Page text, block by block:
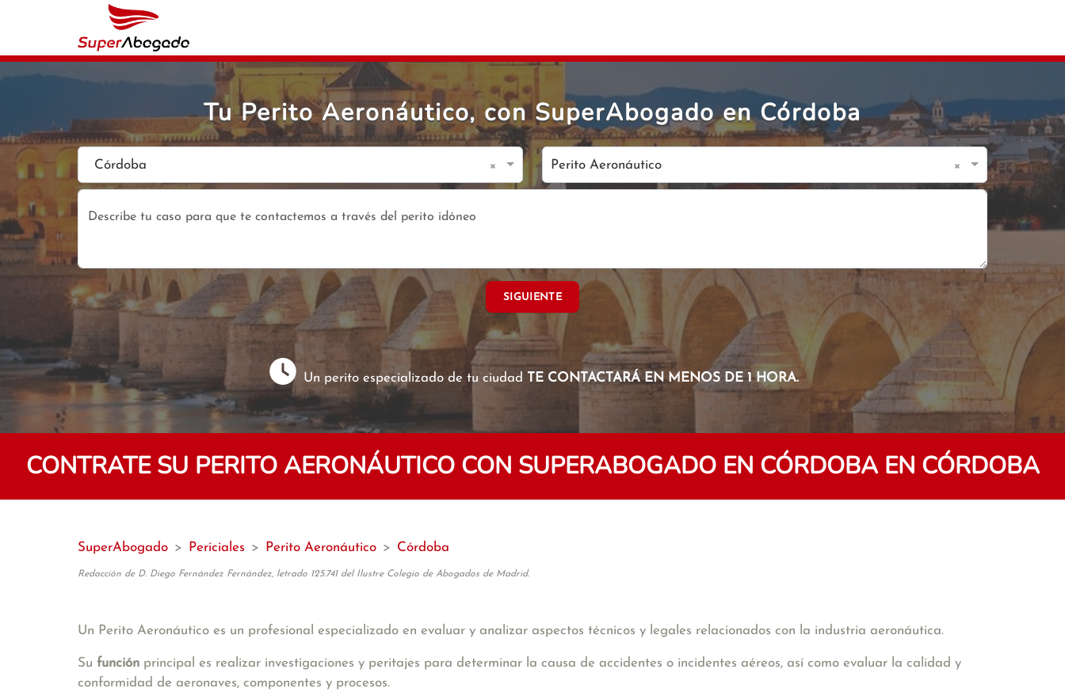
Tu Perito Aeronáutico, con SuperAbogado en Córdoba
Córdoba × Perito Aeronáutico ×
SIGUIENTE
Un perito especializado de tu ciudad TE CONTACTARÁ EN MENOS DE 1 HORA.
CONTRATE SU PERITO AERONÁUTICO CON SUPERABOGADO EN CÓRDOBA EN CÓRDOBA
SuperAbogado > Periciales > Perito Aeronáutico > Córdoba
Redacción de D. Diego Fernández Fernández, letrado 125.741 del Ilustre Colegio de Abogados de Madrid.
Un Perito Aeronáutico es un profesional especializado en evaluar y analizar aspectos técnicos y legales relacionados con la industria aeronáutica.
Su función principal es realizar investigaciones y peritajes para determinar la causa de accidentes o incidentes aéreos, así como evaluar la calidad y
conformidad de aeronaves, componentes y procesos.